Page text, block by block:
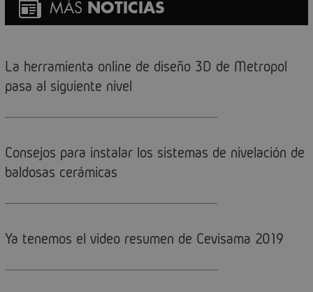
MÁS NOTICIAS
La herramienta online de diseño 3D de Metropol
pasa al siguiente nivel
Consejos para instalar los sistemas de nivelación de
baldosas cerámicas
Ya tenemos el video resumen de Cevisama 2019